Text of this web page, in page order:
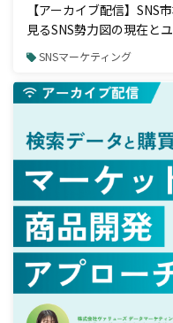
【アーカイブ配信】SNS
見るSNS勢力図の現在と
SNSマーケティング